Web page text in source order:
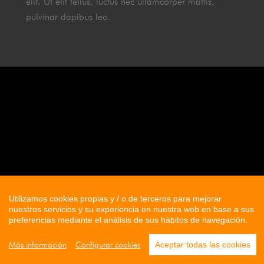
pulvinar dapibus leo.
Utilizamos cookies propias y / o de terceros para mejorar
nuestros servicios y su experiencia en nuestra web en base a sus
preferencias mediante el análisis de sus hábitos de navegación.
Más información Configurar cookies Aceptar todas las cookies